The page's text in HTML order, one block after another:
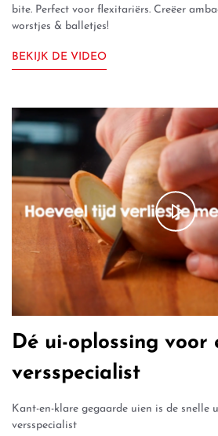
bite. Perfect voor flexitariërs. Creëer
worstjes & balletjes!
BEKIJK DE VIDEO
Dé ui-oplossing voor
versspecialist
Kant-en-klare gegaarde uien is de snelle
versspecialist